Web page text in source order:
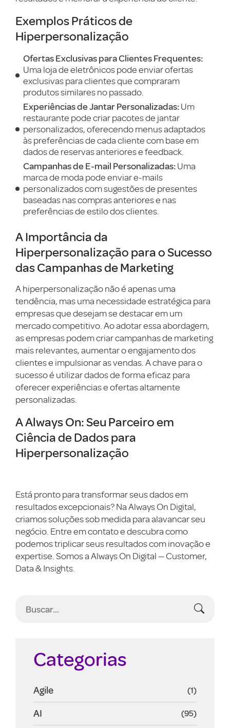
Exemplos Práticos de
Hiperpersonalização
Ofertas Exclusivas para Clientes Frequentes:
Uma loja de eletrônicos pode enviar ofertas
exclusivas para clientes que compraram
produtos similares no passado.
Experiências de Jantar Personalizadas: Um
restaurante pode criar pacotes de jantar
personalizados, oferecendo menus adaptados
às preferências de cada cliente com base em
dados de reservas anteriores e feedback.
Campanhas de E-mail Personalizadas: Uma
marca de moda pode enviar e-mails
personalizados com sugestões de presentes
baseadas nas compras anteriores e nas
preferências de estilo dos clientes.
A Importância da
Hiperpersonalização para o Sucesso
das Campanhas de Marketing
A hiperpersonalização não é apenas uma
tendência, mas uma necessidade estratégica para
empresas que desejam se destacar em um
mercado competitivo. Ao adotar essa abordagem,
as empresas podem criar campanhas de marketing
mais relevantes, aumentar o engajamento dos
clientes e impulsionar as vendas. A chave para o
sucesso é utilizar dados de forma eficaz para
oferecer experiências e ofertas altamente
personalizadas.
A Always On: Seu Parceiro em
Ciência de Dados para
Hiperpersonalização
Está pronto para transformar seus dados em
resultados excepcionais? Na Always On Digital,
criamos soluções sob medida para alavancar seu
negócio. Entre em contato e descubra como
podemos triplicar seus resultados com inovação e
expertise. Somos a Always On Digital — Customer,
Data & Insights.
Categorias
Agile (1)
AI (95)